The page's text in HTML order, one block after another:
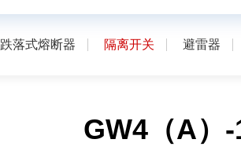
跌落式熔断器 隔离开关 避雷器
GW4（A）